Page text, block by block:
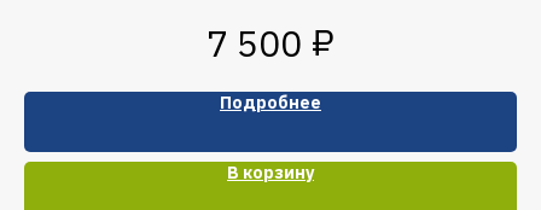
7 500 ₽
Подробнее
В корзину